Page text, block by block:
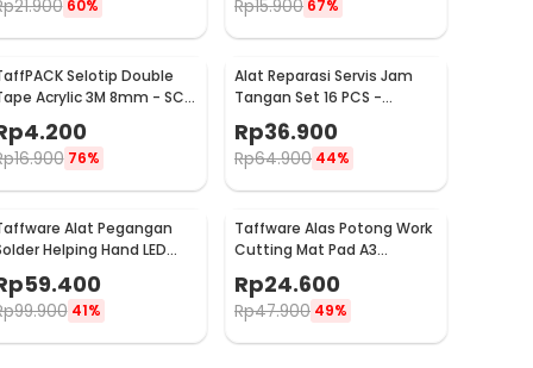
21.900 60% Rp15.900 67%
Selotip Double
Acrylic 3M 8mm - SC-
4.200
16.900 76%
Alat Reparasi Servis Jam
Tangan Set 16 PCS -
WW082
Rp36.900
Rp64.900 44%
Alat Pegangan
Helping Hand LED
59.400
99.900 41%
Taffware Alas Potong Work
Cutting Mat Pad A3
45x30cm
Rp24.600
Rp47.900 49%